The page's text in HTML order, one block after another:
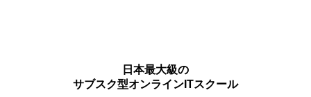
日本最大級の
サブスク型オンラインITスクール